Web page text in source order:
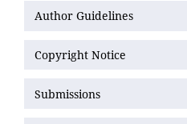
Author Guidelines
Copyright Notice
Submissions